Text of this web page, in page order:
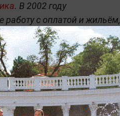
. В 2002 году
с оплатой и жильём,
Потерпевший рубил
за хозяйством и охранял
— только еду, сигареты
его.
—в разделе